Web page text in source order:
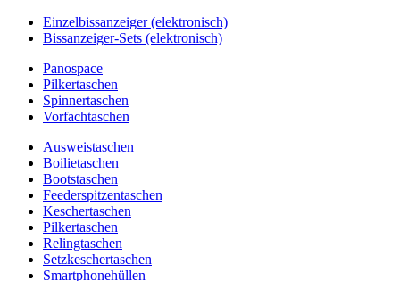
Einzelbissanzeiger (elektronisch)
Bissanzeiger-Sets (elektronisch)
Panospace
Pilkertaschen
Spinnertaschen
Vorfachtaschen
Ausweistaschen
Boilietaschen
Bootstaschen
Feederspitzentaschen
Keschertaschen
Pilkertaschen
Relingtaschen
Setzkeschertaschen
Smartphonehüllen